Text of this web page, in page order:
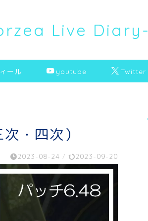
Live Diary-
ール youtube Twitter
・四次）
2023-08-24 / 2023-09-20